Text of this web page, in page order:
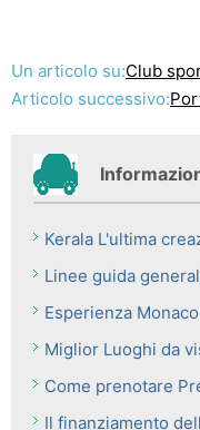
Un articolo su:Club
Articolo successivo:
Kerala L'ultima
Linee guida
Esperienza
Miglior Luoghi da
Come prenotare
Il finanziamento